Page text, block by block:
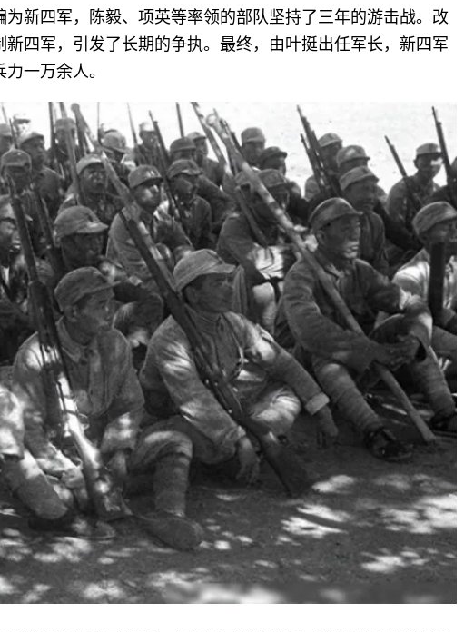
新四军，陈毅、项英等率领的部队坚持了三年的游击战。改
四军，引发了长期的争执。最终，由叶挺出任军长，新四军
一万余人。